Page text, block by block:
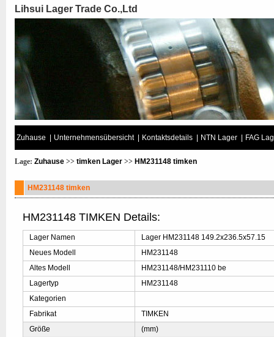
Lihsui Lager Trade Co.,Ltd
Zuhause Unternehmensübersicht Kontaktsdetails NTN Lager FAG
Lage: Zuhause >> timken Lager >> HM231148 timken
HM231148 timken
HM231148 TIMKEN Details:
Lager Namen
Lager HM231148 149.2x236.5x57.15
Neues Modell
HM231148
Altes Modell
HM231148/HM231110 be
Lagertyp
HM231148
Kategorien
Fabrikat
TIMKEN
Größe
(mm)